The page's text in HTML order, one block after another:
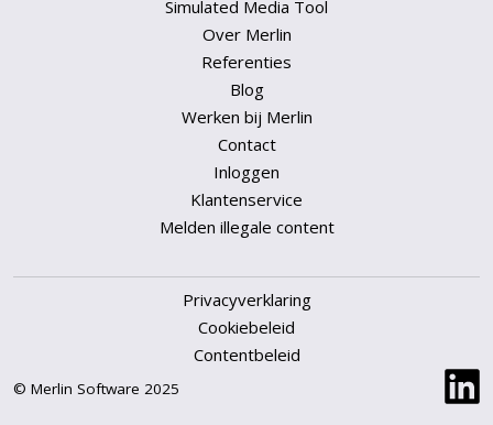
Simulated Media Tool
Over Merlin
Referenties
Blog
Werken bij Merlin
Contact
Inloggen
Klantenservice
Melden illegale content
Privacyverklaring
Cookiebeleid
Contentbeleid
© Merlin Software 2025